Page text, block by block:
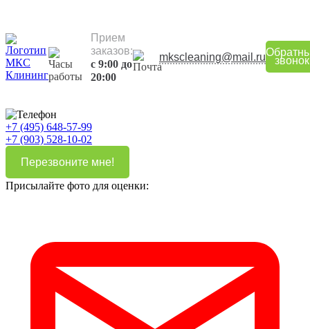
Прием
заказов:
с 9:00 до
20:00
mkscleaning@mail.ru звонок
+7 (495) 648-57-99
+7 (903) 528-10-02
Перезвоните мне!
Присылайте фото для оценки: